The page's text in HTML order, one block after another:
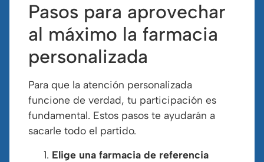
Pasos para aprovechar
al máximo la farmacia
personalizada
Para que la atención personalizada
funcione de verdad, tu participación es
fundamental. Estos pasos te ayudarán a
sacarle todo el partido.
Elige una farmacia de referencia